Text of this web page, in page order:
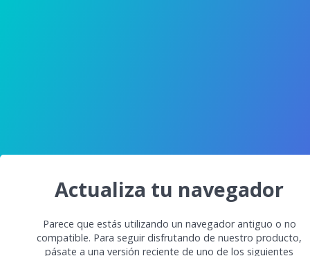
Actualiza tu navegador
Parece que estás utilizando un navegador antiguo o no
compatible. Para seguir disfrutando de nuestro producto,
pásate a una versión reciente de uno de los siguientes